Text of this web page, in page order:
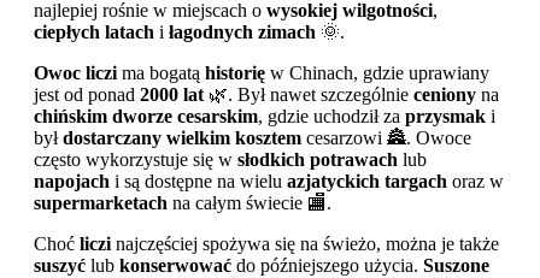
najlepiej rośnie w miejscach o wysokiej wilgotności,
ciepłych latach i łagodnych zimach 🌞.
Owoc liczi ma bogatą historię w Chinach, gdzie uprawiany
jest od ponad 2000 lat 🌿. Był nawet szczególnie ceniony na
chińskim dworze cesarskim, gdzie uchodził za przysmak i
byłdostarczany wielkim kosztem cesarzowi 🏯. Owoce
często wykorzystuje się w słodkich potrawach lub
napojach i są dostępne na wielu azjatyckich targach oraz w
supermarketach na całym świecie 🏬.
Choć liczi najczęściej spożywa się na świeżo, można je także
suszyć lub konserwować do późniejszego użycia. Suszone